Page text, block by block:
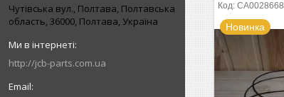
Чутівська вул., Полтава, Полтавська
область, 36000, Полтава, Україна
http://jcb-parts.com.ua
CA0028668
Новинка